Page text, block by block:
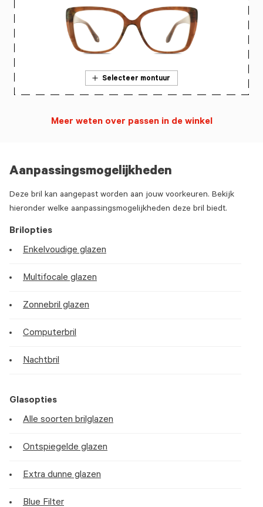
Aanpassingsmogelijkheden
Deze bril kan aangepast worden aan jouw voorkeuren. Bekijk
hieronder welke aanpassingsmogelijkheden deze bril biedt.
Brilopties
Enkelvoudige glazen
Multifocale glazen
Zonnebril glazen
Computerbril
Nachtbril
Glasopties
Alle soorten brilglazen
Ontspiegelde glazen
Extra dunne glazen
Blue Filter
Selecteer montuur
Meer weten over passen in de winkel